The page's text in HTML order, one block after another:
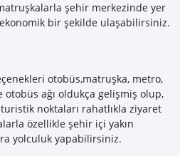
şehir merkezinde yer
bir şekilde ulaşabilirsiniz.
otobüs,matruşka, metro,
ağı oldukça gelişmiş olup,
noktaları rahatlıkla ziyaret
özellikle şehir içi yakın
yolculuk yapabilirsiniz.